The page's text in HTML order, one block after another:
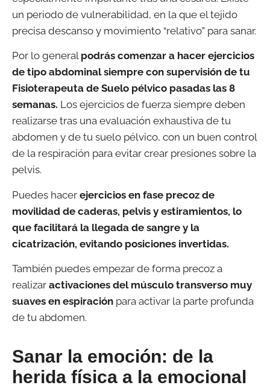
un periodo de vulnerabilidad, en la que el tejido
precisa descanso y movimiento “relativo” para sanar.
Por lo general podrás comenzar a hacer ejercicios
de tipo abdominal siempre con supervisión de tu
Fisioterapeuta de Suelo pélvico pasadas las 8
semanas. Los ejercicios de fuerza siempre deben
realizarse tras una evaluación exhaustiva de tu
abdomen y de tu suelo pélvico, con un buen control
de la respiración para evitar crear presiones sobre la
pelvis.
Puedes hacer ejercicios en fase precoz de
movilidad de caderas, pelvis y estiramientos, lo
que facilitará la llegada de sangre y la
cicatrización, evitando posiciones invertidas.
También puedes empezar de forma precoz a
realizar activaciones del músculo transverso muy
suaves en espiración para activar la parte profunda
de tu abdomen.
Sanar la emoción: de la
herida física a la emocional